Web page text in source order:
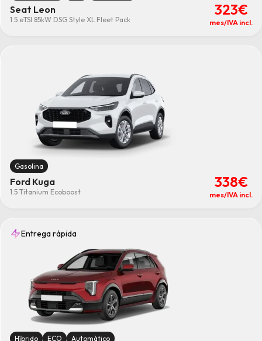
Seat Leon
1.5 eTSI 85kW DSG Style XL Fleet Pack
323€
mes/IVA incl.
Gasolina
Ford Kuga
1.5 Titanium Ecoboost
338€
mes/IVA incl.
Entrega rápida
Híbrido ECO Automático